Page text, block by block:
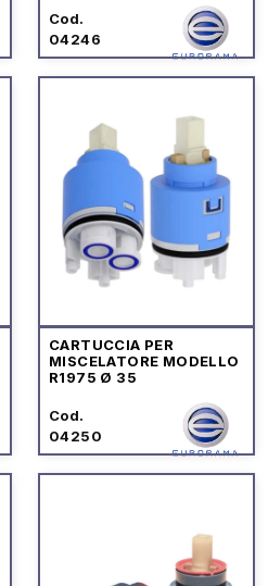
Cod.
04246
CARTUCCIA PER
MISCELATORE MODELLO
R1975 Ø 35
Cod.
04250